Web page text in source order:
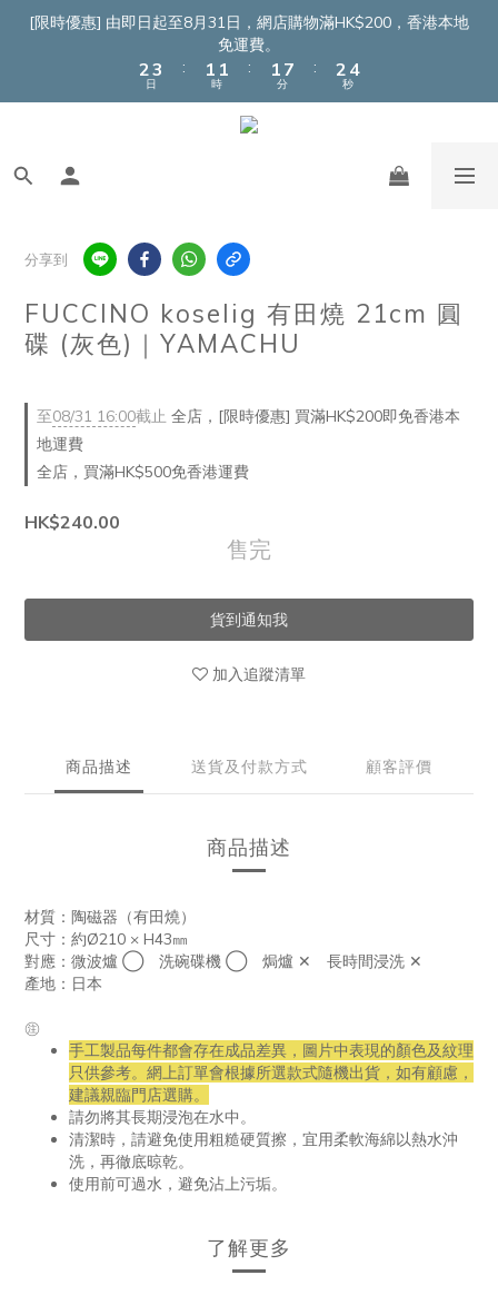
[限時優惠] 由即日起至8月31日，網店購物滿HK$200，香港本地
免運費。
4
2
1
5
3
2
日
:
3
1
0
3
2
1
0
時
:
3
2
1
0
9
7
6
分
:
4
2
1
6
4
3
秒
分享到
FUCCINO koselig 有田燒 21cm 圓
碟 (灰色)｜YAMACHU
至08/31 16:00截止 全店，[限時優惠] 買滿HK$200即免香港本
地運費
全店，買滿HK$500免香港運費
HK$240.00
售完
貨到通知我
加入追蹤清單
商品描述 送貨及付款方式 顧客評價
商品描述
材質：陶磁器（有田燒）
尺寸：約Ø210 × H43㎜
對應：微波爐 ◯洗碗碟機 ◯ 焗爐 ✕ 長時間浸洗 ✕
產地：日本
㊟
手工製品每件都會存在成品差異，圖片中表現的顏色及紋理
只供參考。網上訂單會根據所選款式隨機出貨，如有顧慮，
建議親臨門店選購。
請勿將其長期浸泡在水中。
清潔時，請避免使用粗糙硬質擦，宜用柔軟海綿以熱水沖
洗，再徹底晾乾。
使用前可過水，避免沾上污垢。
了解更多